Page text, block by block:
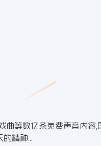
曲等数亿条免费声音内容,
精神...